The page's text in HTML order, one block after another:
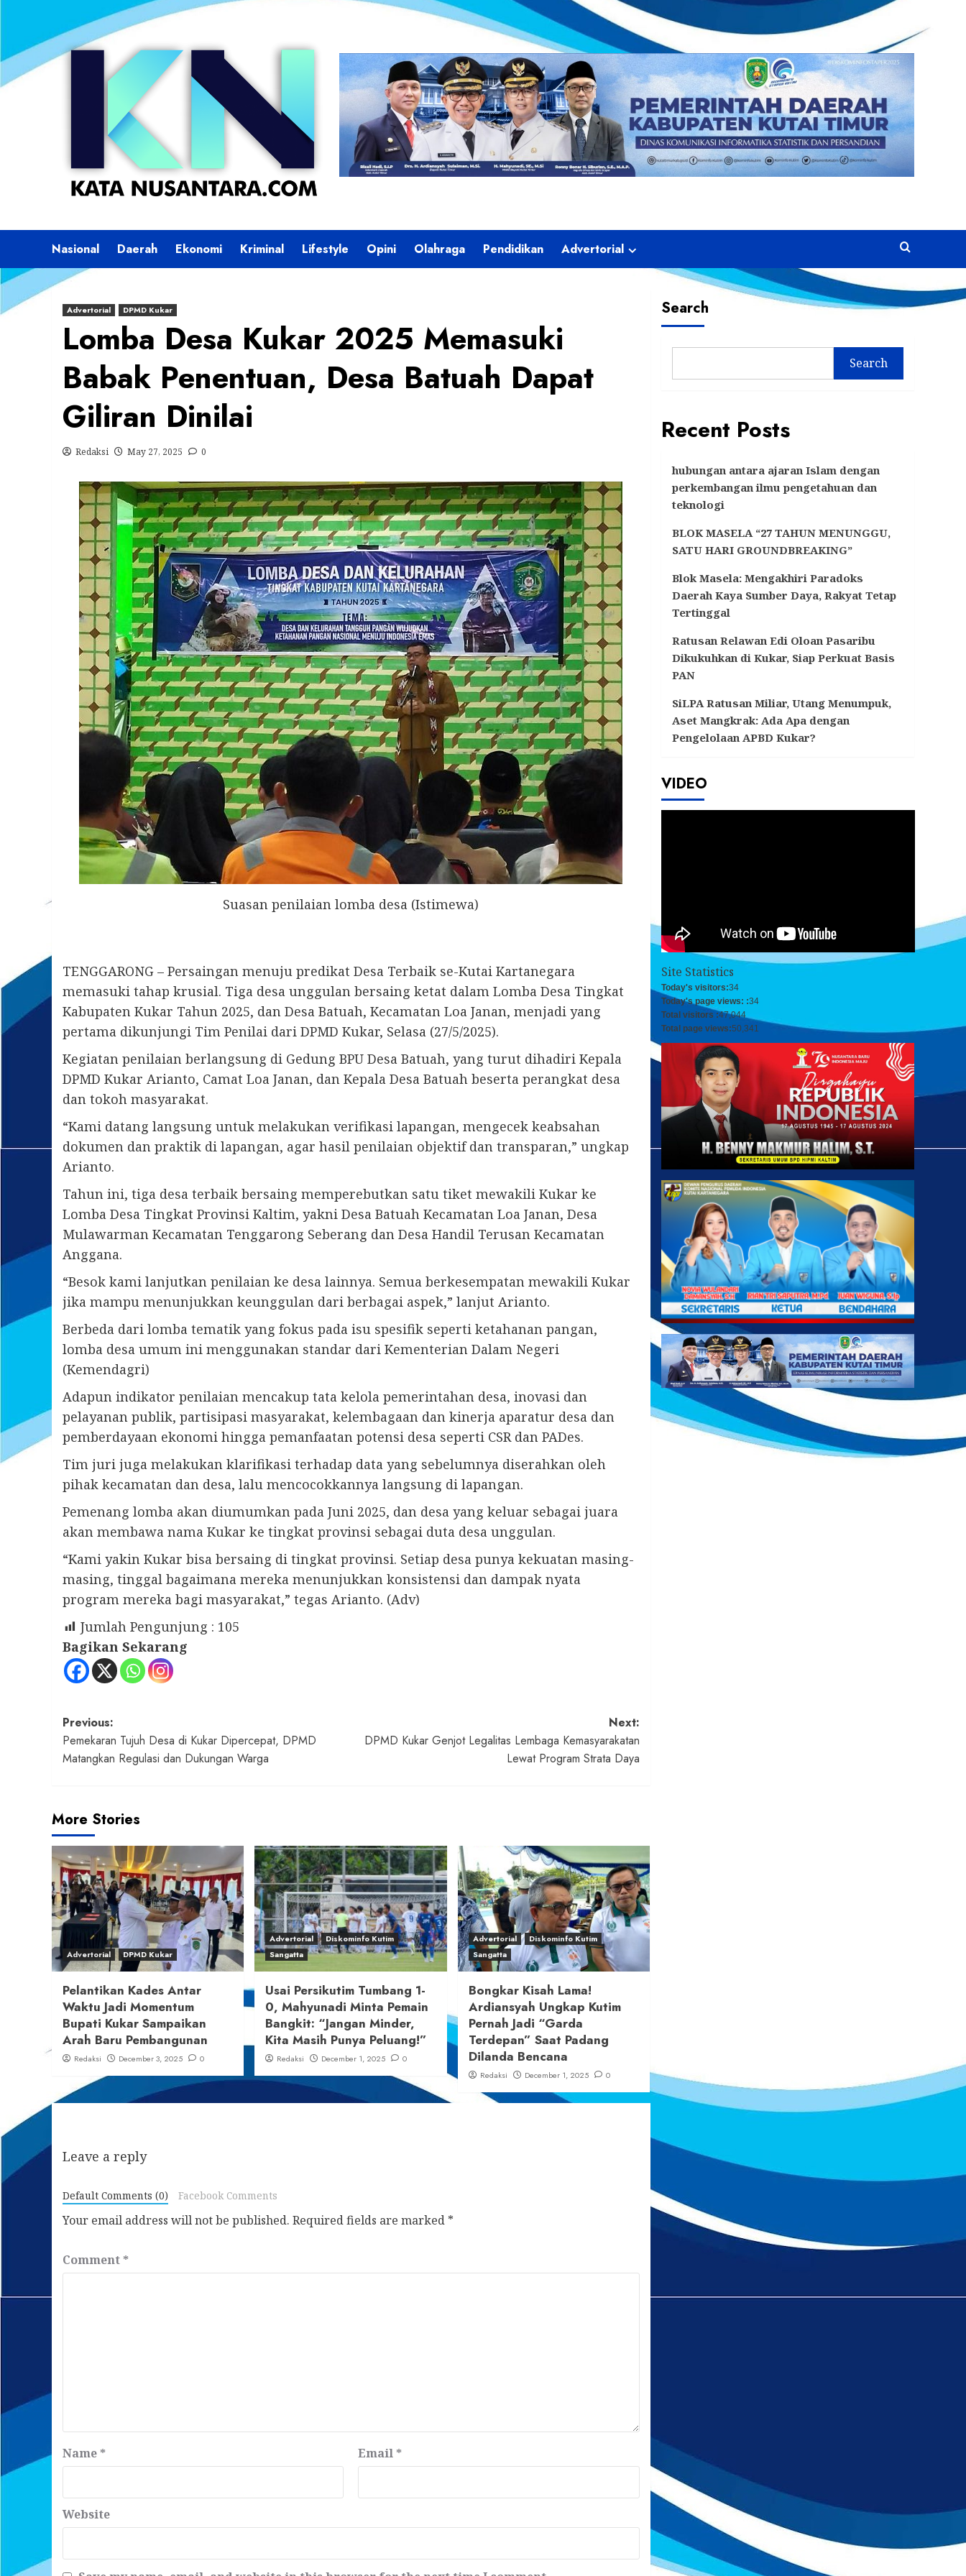
content
Nasional Daerah Ekonomi Kriminal Lifestyle Opini Olahraga Pendidikan Advertorial
Advertorial DPMD Kukar
Lomba Desa Kukar 2025 Memasuki
Babak Penentuan, Desa Batuah Dapat
Giliran Dinilai
Redaksi May 27, 2025 0
Suasan penilaian lomba desa (Istimewa)
TENGGARONG – Persaingan menuju predikat Desa Terbaik se-Kutai Kartanegara
memasuki tahap krusial. Tiga desa unggulan bersaing ketat dalam Lomba Desa Tingkat
Kabupaten Kukar Tahun 2025, dan Desa Batuah, Kecamatan Loa Janan, menjadi yang
pertama dikunjungi Tim Penilai dari DPMD Kukar, Selasa (27/5/2025).
Kegiatan penilaian berlangsung di Gedung BPU Desa Batuah, yang turut dihadiri Kepala
DPMD Kukar Arianto, Camat Loa Janan, dan Kepala Desa Batuah beserta perangkat desa
dan tokoh masyarakat.
“Kami datang langsung untuk melakukan verifikasi lapangan, mengecek keabsahan
dokumen dan praktik di lapangan, agar hasil penilaian objektif dan transparan,” ungkap
Arianto.
Tahun ini, tiga desa terbaik bersaing memperebutkan satu tiket mewakili Kukar ke
Lomba Desa Tingkat Provinsi Kaltim, yakni Desa Batuah Kecamatan Loa Janan, Desa
Mulawarman Kecamatan Tenggarong Seberang dan Desa Handil Terusan Kecamatan
Anggana.
“Besok kami lanjutkan penilaian ke desa lainnya. Semua berkesempatan mewakili Kukar
jika mampu menunjukkan keunggulan dari berbagai aspek,” lanjut Arianto.
Berbeda dari lomba tematik yang fokus pada isu spesifik seperti ketahanan pangan,
lomba desa umum ini menggunakan standar dari Kementerian Dalam Negeri
(Kemendagri)
Adapun indikator penilaian mencakup tata kelola pemerintahan desa, inovasi dan
pelayanan publik, partisipasi masyarakat, kelembagaan dan kinerja aparatur desa dan
pemberdayaan ekonomi hingga pemanfaatan potensi desa seperti CSR dan PADes.
Tim juri juga melakukan klarifikasi terhadap data yang sebelumnya diserahkan oleh
pihak kecamatan dan desa, lalu mencocokkannya langsung di lapangan.
Pemenang lomba akan diumumkan pada Juni 2025, dan desa yang keluar sebagai juara
akan membawa nama Kukar ke tingkat provinsi sebagai duta desa unggulan.
“Kami yakin Kukar bisa bersaing di tingkat provinsi. Setiap desa punya kekuatan masing-
masing, tinggal bagaimana mereka menunjukkan konsistensi dan dampak nyata
program mereka bagi masyarakat,” tegas Arianto. (Adv)
Jumlah Pengunjung : 105
Bagikan Sekarang
Post
navigation
Previous:
Pemekaran Tujuh Desa di Kukar Dipercepat, DPMD
Matangkan Regulasi dan Dukungan Warga
Next:
DPMD Kukar Genjot Legalitas Lembaga Kemasyarakatan
Lewat Program Strata Daya
More Stories
Advertorial DPMD Kukar
Pelantikan Kades Antar
Waktu Jadi Momentum
Bupati Kukar Sampaikan
Arah Baru Pembangunan
Redaksi December 3, 2025 0
Advertorial
Diskominfo Kutim
Sangatta
Usai Persikutim Tumbang 1-
0, Mahyunadi Minta Pemain
Bangkit: “Jangan Minder,
Kita Masih Punya Peluang!”
Redaksi December 1, 2025 0
Advertorial
Diskominfo Kutim
Sangatta
Bongkar Kisah Lama!
Ardiansyah Ungkap Kutim
Pernah Jadi “Garda
Terdepan” Saat Padang
Dilanda Bencana
Redaksi December 1, 2025 0
Leave a reply
Default Comments (0) Facebook Comments
Your email address will not be published. Required fields are marked *
Comment *
Name * Email *
Website
Search
Search
Recent Posts
hubungan antara ajaran Islam dengan
perkembangan ilmu pengetahuan dan
teknologi
BLOK MASELA “27 TAHUN MENUNGGU,
SATU HARI GROUNDBREAKING”
Blok Masela: Mengakhiri Paradoks
Daerah Kaya Sumber Daya, Rakyat Tetap
Tertinggal
Ratusan Relawan Edi Oloan Pasaribu
Dikukuhkan di Kukar, Siap Perkuat Basis
PAN
SiLPA Ratusan Miliar, Utang Menumpuk,
Aset Mangkrak: Ada Apa dengan
Pengelolaan APBD Kukar?
VIDEO
Site Statistics
Today's visitors:34
Today's page views: :34
Total visitors :47,044
Total page views:50,341